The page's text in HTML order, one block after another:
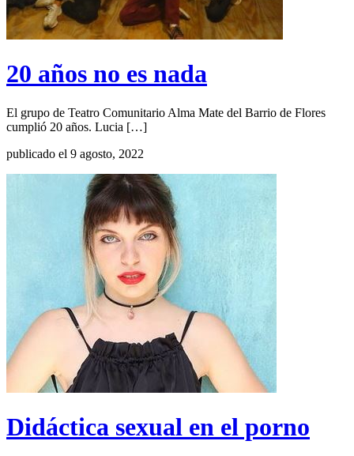
20 años no es nada
El grupo de Teatro Comunitario Alma Mate del Barrio de Flores
cumplió 20 años. Lucia […]
publicado el 9 agosto, 2022
Didáctica sexual en el porno